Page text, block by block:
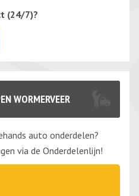
(24/7)?
WORMERVEER
auto onderdelen?
via de Onderdelenlijn!